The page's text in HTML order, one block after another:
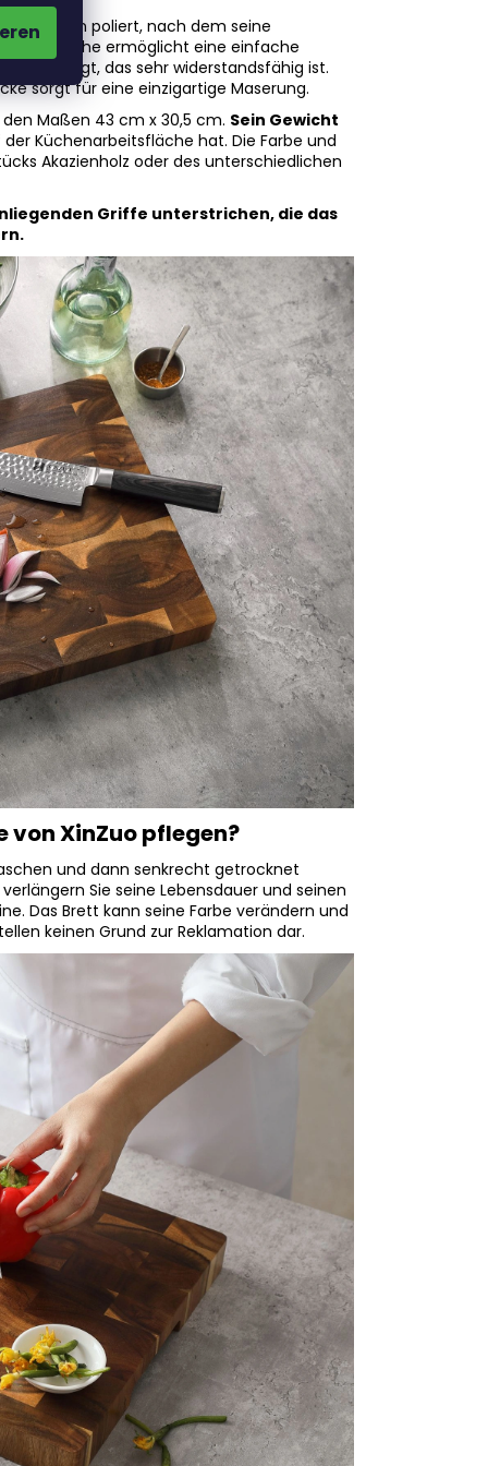
Verfahren poliert, nach dem seine
Oberfläche ermöglicht eine einfache
gefertigt, das sehr widerstandsfähig ist.
sorgt für eine einzigartige Maserung.
Maßen 43 cm x 30,5 cm. Sein Gewicht
Küchenarbeitsfläche hat. Die Farbe und
Akazienholz oder des unterschiedlichen
Griffe unterstrichen, die das
von XinZuo pflegen?
und dann senkrecht getrocknet
Sie seine Lebensdauer und seinen
Das Brett kann seine Farbe verändern und
keinen Grund zur Reklamation dar.